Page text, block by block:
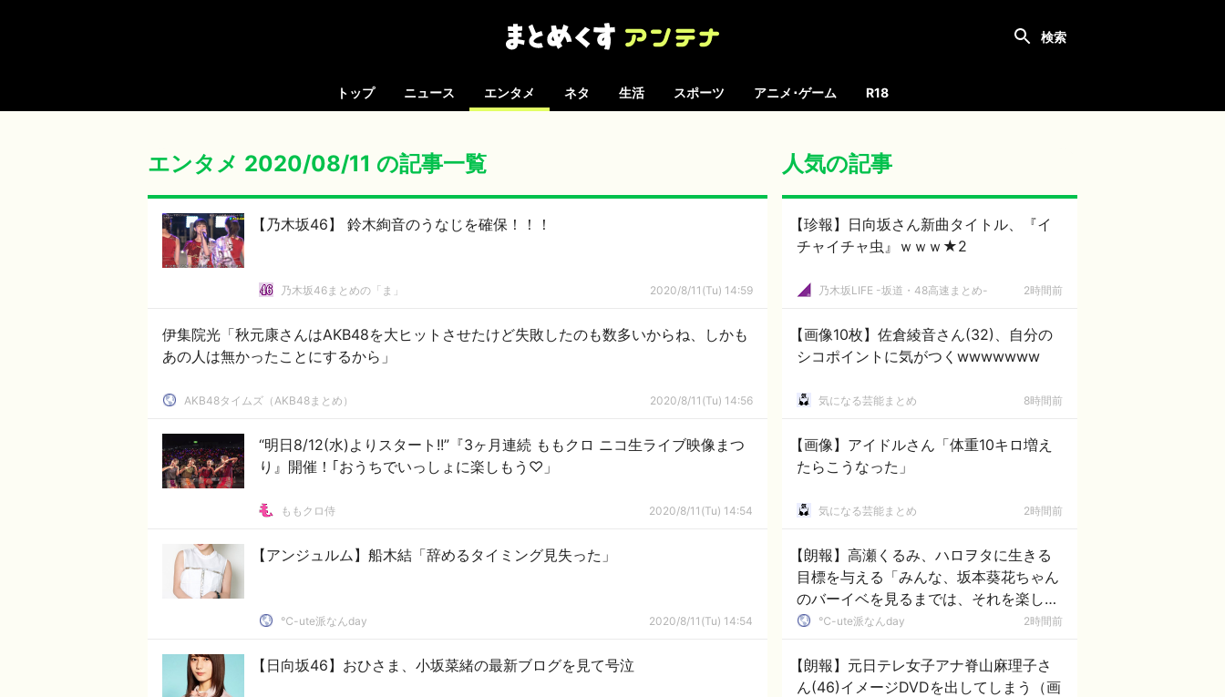
トップ ニュース エンタメ ネタ 生活 スポーツ アニメ･ゲーム R18
エンタメ 2020/08/11 の記事一覧
【乃木坂46】 鈴木絢音のうなじを確保！！！
乃木坂46まとめの「ま」 2020/8/11(Tu) 14:59
伊集院光「秋元康さんはAKB48を大ヒットさせたけど失敗したのも数多いからね、しかも
あの人は無かったことにするから」
AKB48タイムズ（AKB48まとめ） 2020/8/11(Tu) 14:56
“明日8/12(水)よりスタート!!”『3ヶ月連続 ももクロ ニコ生ライブ映像まつ
り』開催！｢おうちでいっしょに楽しもう♡」
ももクロ侍 2020/8/11(Tu) 14:54
【アンジュルム】船木結「辞めるタイミング見失った」
℃-ute派なんday 2020/8/11(Tu) 14:54
【日向坂46】おひさま、小坂菜緒の最新ブログを見て号泣
人気の記事
【珍報】日向坂さん新曲タイトル、『イ
チャイチャ虫』ｗｗｗ★2
乃木坂LIFE -坂道・48高速まとめ- 2時間前
【画像10枚】佐倉綾音さん(32)、自分の
シコポイントに気がつくwwwwwww
気になる芸能まとめ 8時間前
【画像】アイドルさん「体重10キロ増え
たらこうなった」
気になる芸能まとめ 2時間前
【朗報】高瀬くるみ、ハロヲタに生きる
目標を与える「みんな、坂本葵花ちゃん
のバーイベを見るまでは、それを楽しみ
に頑張って生きようね」
℃-ute派なんday 2時間前
【朗報】元日テレ女子アナ脊山麻理子さ
ん(46)イメージDVDを出してしまう（画